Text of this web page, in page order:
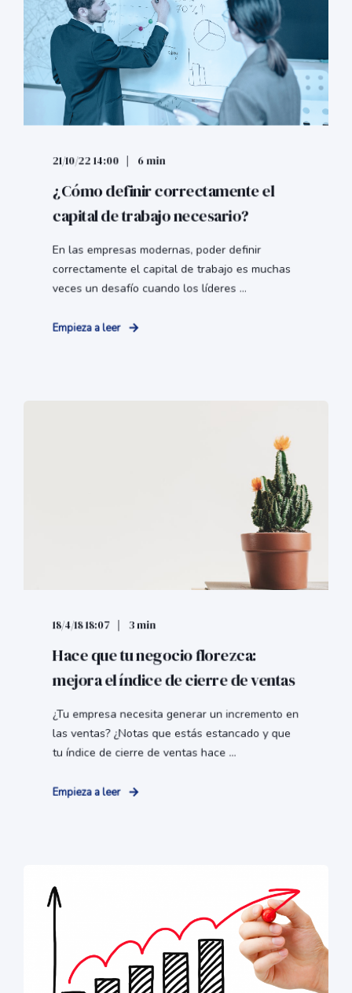
21/10/22 14:00 6 min
¿Cómo definir correctamente el
capital de trabajo necesario?
En las empresas modernas, poder definir
correctamente el capital de trabajo es muchas
veces un desafío cuando los líderes ...
Empieza a leer
18/4/18 18:07 3 min
Hace que tu negocio florezca:
mejora el índice de cierre de ventas
¿Tu empresa necesita generar un incremento en
las ventas? ¿Notas que estás estancado y que
tu índice de cierre de ventas hace ...
Empieza a leer